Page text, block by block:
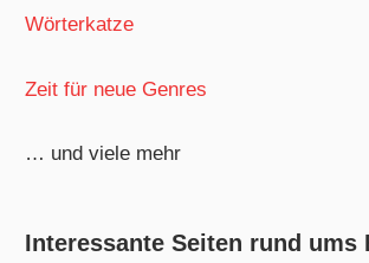
Wörterkatze
Zeit für neue Genres
… und viele mehr
Interessante Seiten rund ums